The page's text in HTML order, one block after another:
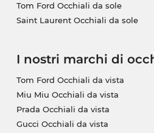
Tom Ford Occhiali da sole
Saint Laurent Occhiali da sole
I nostri marchi di
Tom Ford Occhiali da vista
Miu Miu Occhiali da vista
Prada Occhiali da vista
Gucci Occhiali da vista